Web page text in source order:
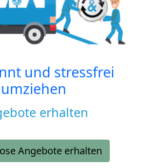
und stressfrei
umziehen
erhalten
Angebote erhalten